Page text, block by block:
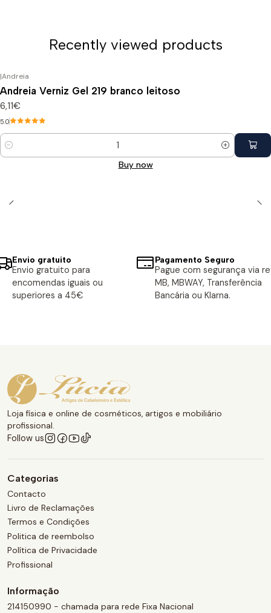
Recently viewed products
|Andreia
Andreia Verniz Gel 219 branco leitoso
6,11€
5.0
Quantity
Buy now
Envio gratuito
Envio gratuito para
encomendas iguais ou
superiores a 45€
Pagamento Seguro
Pague com segurança via
MB, MBWAY, Transferência
Bancária ou Klarna.
Loja física e online de cosméticos, artigos e mobiliário
profissional.
Follow us
Categorias
Contacto
Livro de Reclamações
Termos e Condições
Politica de reembolso
Política de Privacidade
Profissional
Informação
214150990 - chamada para rede Fixa Nacional